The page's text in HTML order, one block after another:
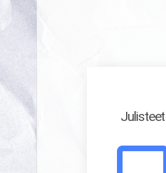
Julisteet